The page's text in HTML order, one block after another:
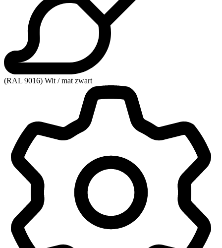
(RAL 9016) Wit / mat zwart